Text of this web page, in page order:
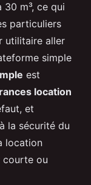
m³, ce qui
particuliers
utilitaire aller
simple
est
location
et
la sécurité du
location
courte ou